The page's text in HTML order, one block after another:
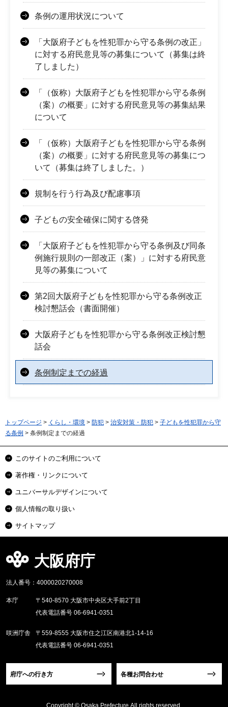
条例の運用状況について
「大阪府子どもを性犯罪から守る条例の改正」
に対する府民意見等の募集について（募集は終
了しました）
「（仮称）大阪府子どもを性犯罪から守る条例
（案）の概要」に対する府民意見等の募集結果
について
「（仮称）大阪府子どもを性犯罪から守る条例
（案）の概要」に対する府民意見等の募集につ
いて（募集は終了しました。）
規制を行う行為及び配慮事項
子どもの安全確保に関する啓発
「大阪府子どもを性犯罪から守る条例及び同条
例施行規則の一部改正（案）」に対する府民意
見等の募集について
第2回大阪府子どもを性犯罪から守る条例改正
検討懇話会（書面開催）
大阪府子どもを性犯罪から守る条例改正検討懇
話会
条例制定までの経過
トップページ > くらし・環境 > 防犯 > 治安対策・防犯 > 子どもを性犯罪から守
る条例 > 条例制定までの経過
このサイトのご利用について
著作権・リンクについて
ユニバーサルデザインについて
個人情報の取り扱い
サイトマップ
大阪府庁
法人番号：4000020270008
本庁
〒540-8570 大阪市中央区大手前2丁目
代表電話番号 06-6941-0351
咲洲庁舎
〒559-8555 大阪市住之江区南港北1-14-16
代表電話番号 06-6941-0351
府庁への行き方 各種お問合わせ
Copyright © Osaka Prefecture,All rights reserved.